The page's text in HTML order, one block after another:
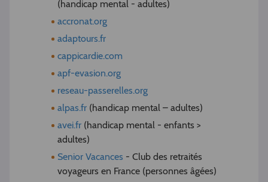
(handicap mental - adultes)
accronat.org
adaptours.fr
cappicardie.com
apf-evasion.org
reseau-passerelles.org
alpas.fr (handicap mental – adultes)
avei.fr (handicap mental - enfants >
adultes)
Senior Vacances - Club des retraités
voyageurs en France (personnes âgées)